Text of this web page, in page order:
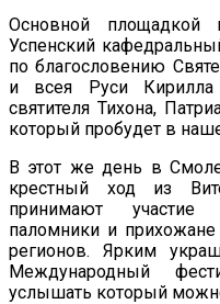
Основной площадкой
Успенский
по благословению
и всея Руси
святителя Тихона,
который пробудет в
В этот же день в
крестный ход из
принимают участие
паломники и
регионов. Ярким
Международный
услышать который